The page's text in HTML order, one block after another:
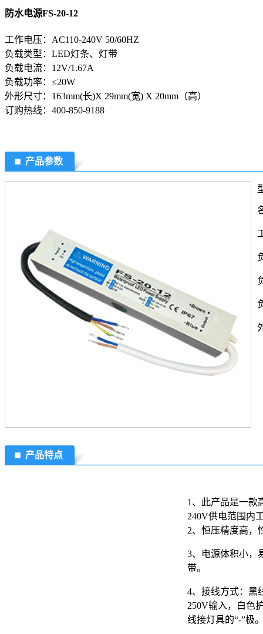
防水电源FS-20-12
工作电压：AC110-240V 50/60HZ
负载类型：LED灯条、灯带
负载电流：12V/1.67A
负载功率：≤20W
外形尺寸：163mm(长)X 29mm(宽) X 20mm（高）
订购热线： 400-850-9188
产品参数
产品特点
1、此产品是一款
240V供电范围内
2、恒压精度高，
3、电源体积小，
带。
4、接线方式：黑
250V输入，白色
线接灯具的“-”极